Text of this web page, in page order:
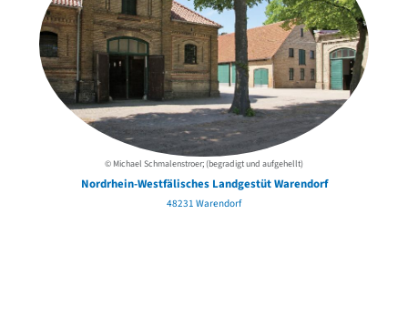
© Michael Schmalenstroer; (begradigt und aufgehellt)
Nordrhein-Westfälisches Landgestüt Warendorf
48231 Warendorf